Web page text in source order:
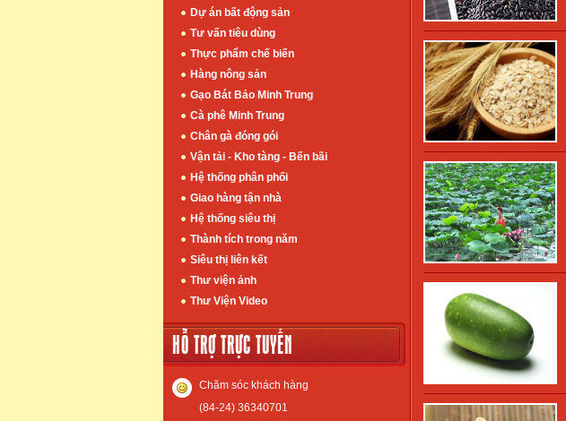
Dự án bất động sản
Tư vấn tiêu dùng
Thực phẩm chế biến
Hàng nông sản
Gạo Bát Bảo Minh Trung
Cà phê Minh Trung
Chân gà đóng gói
Vận tải - Kho tàng - Bến bãi
Hệ thống phân phối
Giao hàng tận nhà
Hệ thống siêu thị
Thành tích trong năm
Siêu thị liên kết
Thư viện ảnh
Thư Viện Video
HỖ TRỢ TRỰC TUYẾN
Chăm sóc khách hàng
(84-24) 36340701